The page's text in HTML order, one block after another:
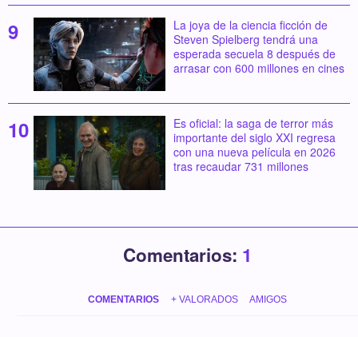
La joya de la ciencia ficción de
Steven Spielberg tendrá una
esperada secuela 8 después de
arrasar con 600 millones en cines
Es oficial: la saga de terror más
importante del siglo XXI regresa
con una nueva película en 2026
tras recaudar 731 millones
Comentarios: 1
COMENTARIOS + VALORADOS AMIGOS